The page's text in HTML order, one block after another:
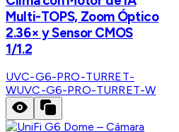
Multi-TOPS, Zoom Óptico
2.36× y Sensor CMOS
1/1.2
UVC-G6-PRO-TURRET-
WUVC-G6-PRO-TURRET-W